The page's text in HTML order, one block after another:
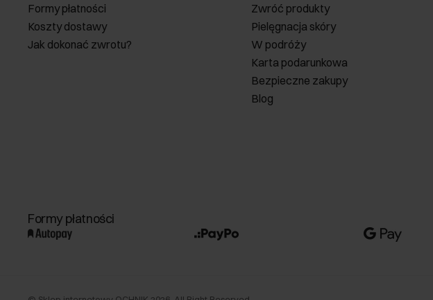
Formy płatności
Koszty dostawy
Jak dokonać zwrotu?
Zwróć produkty
Pielęgnacja skóry
W podróży
Karta podarunkowa
Bezpieczne zakupy
Blog
Formy płatności